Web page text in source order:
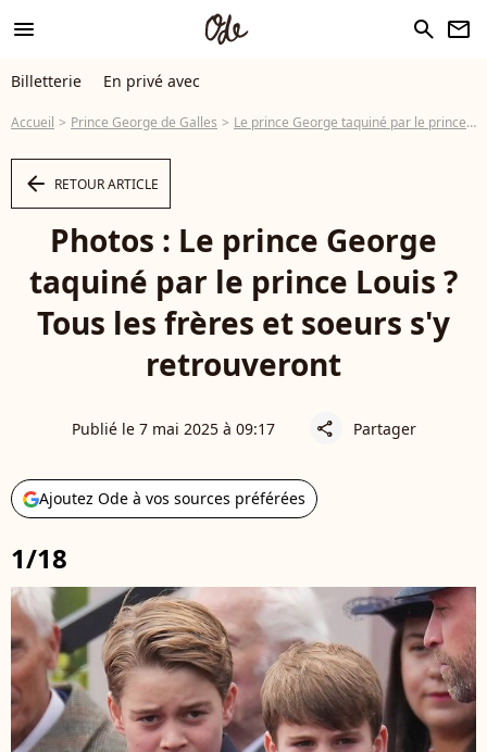
menu search newsletter
Billetterie En privé avec
Accueil Prince George de Galles Le prince George taquiné par le prince Louis ? Tous les frères et soeurs s'y retrouveront
arrow_left RETOUR ARTICLE
Photos : Le prince George
taquiné par le prince Louis ?
Tous les frères et soeurs s'y
retrouveront
Publié le 7 mai 2025 à 09:17 share Partager
Ajoutez Ode à vos sources préférées
1/18